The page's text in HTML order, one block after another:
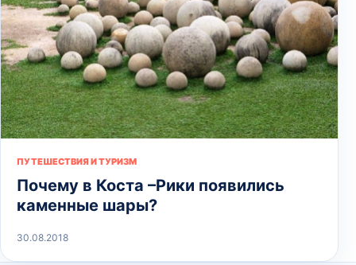
ПУТЕШЕСТВИЯ И ТУРИЗМ
Почему в Коста –Рики появились
каменные шары?
30.08.2018